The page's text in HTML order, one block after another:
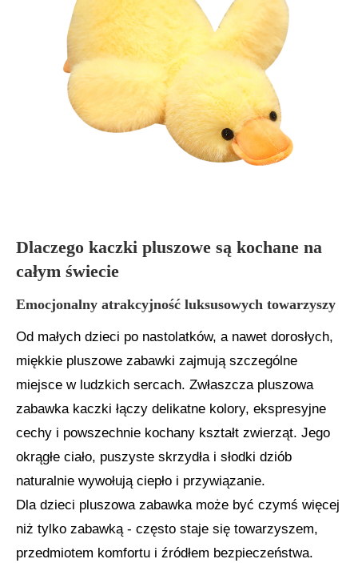
Dlaczego kaczki pluszowe są kochane na
całym świecie
Emocjonalny atrakcyjność luksusowych towarzyszy
Od małych dzieci po nastolatków, a nawet dorosłych,
miękkie pluszowe zabawki zajmują szczególne
miejsce w ludzkich sercach. Zwłaszcza pluszowa
zabawka kaczki łączy delikatne kolory, ekspresyjne
cechy i powszechnie kochany kształt zwierząt. Jego
okrągłe ciało, puszyste skrzydła i słodki dziób
naturalnie wywołują ciepło i przywiązanie.
Dla dzieci pluszowa zabawka może być czymś więcej
niż tylko zabawką - często staje się towarzyszem,
przedmiotem komfortu i źródłem bezpieczeństwa.